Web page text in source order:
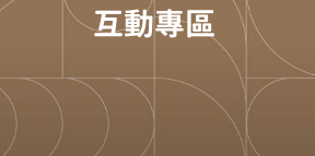
互動專區